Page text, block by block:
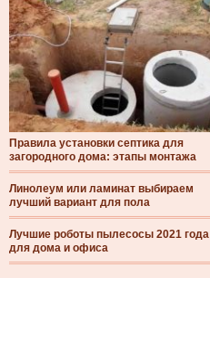
Правила установки септика для
загородного дома: этапы монтажа
Линолеум или ламинат выбираем
лучший вариант для пола
Лучшие роботы пылесосы 2021 года
для дома и офиса